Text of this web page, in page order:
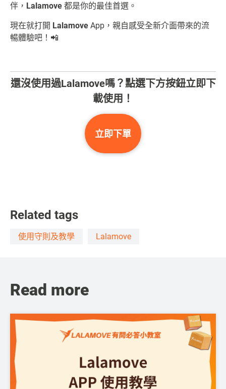
伴， Lalamove 都是你的最佳首選。
現在就打開 Lalamove App，親自感受全新介面帶來的流
暢體驗吧！📲
還沒使用過Lalamove嗎？點選下方按鈕立即下
載使用！
立即下單
Related tags
使用守則及教學 Lalamove
Read more